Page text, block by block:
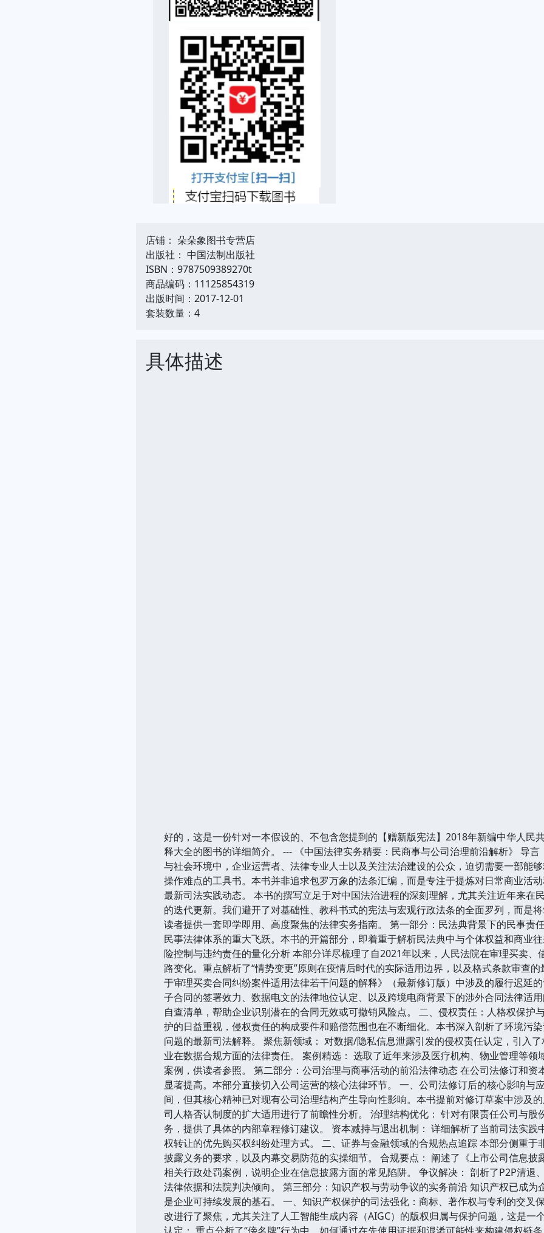
店铺： 朵朵象图书专营店
出版社： 中国法制出版社
ISBN：9787509389270t
商品编码：11125854319
出版时间：2017-12-01
套装数量：4
具体描述
好的，这是一份针对一本假设的、不包含您提到的【赠新版宪法】2018年新编中华人民
释大全的图书的详细简介。 --- 《中国法律实务精要：民商事与公司治理前沿解析》 导
与社会环境中，企业运营者、法律专业人士以及关注法治建设的公众，迫切需要一部能
操作难点的工具书。本书并非追求包罗万象的法条汇编，而是专注于提炼对日常商业活
最新司法实践动态。 本书的撰写立足于对中国法治进程的深刻理解，尤其关注近年来在
的迭代更新。我们避开了对基础性、教科书式的宪法与宏观行政法条的全面罗列，而是
读者提供一套即学即用、高度聚焦的法律实务指南。 第一部分：民法典背景下的民事责
民事法律体系的重大飞跃。本书的开篇部分，即着重于解析民法典中与个体权益和商业
险控制与违约责任的量化分析 本部分详尽梳理了自2021年以来，人民法院在审理买卖
路变化。重点解析了“情势变更”原则在疫情后时代的实际适用边界，以及格式条款审查
于审理买卖合同纠纷案件适用法律若干问题的解释》（最新修订版）中涉及的履行迟延
子合同的签署效力、数据电文的法律地位认定、以及跨境电商背景下的涉外合同法律适
自查清单，帮助企业识别潜在的合同无效或可撤销风险点。 二、侵权责任：人格权保护
护的日益重视，侵权责任的构成要件和赔偿范围也在不断细化。本书深入剖析了环境污
问题的最新司法解释。 聚焦新领域： 对数据/隐私信息泄露引发的侵权责任认定，引入
业在数据合规方面的法律责任。 案例精选： 选取了近年来涉及医疗机构、物业管理等
案例，供读者参照。 第二部分：公司治理与商事活动的前沿法律动态 在公司法修订和
显著提高。本部分直接切入公司运营的核心法律环节。 一、公司法修订后的核心影响与
间，但其核心精神已对现有公司治理结构产生导向性影响。本书提前对修订草案中涉及
司人格否认制度的扩大适用进行了前瞻性分析。 治理结构优化： 针对有限责任公司与股
务，提供了具体的内部章程修订建议。 资本减持与退出机制： 详细解析了当前司法实
权转让的优先购买权纠纷处理方式。 二、证券与金融领域的合规热点追踪 本部分侧重
披露义务的要求，以及内幕交易防范的实操细节。 合规要点： 阐述了《上市公司信息披
相关行政处罚案例，说明企业在信息披露方面的常见陷阱。 争议解决： 剖析了P2P清退
法律依据和法院判决倾向。 第三部分：知识产权与劳动争议的实务前沿 知识产权已成
是企业可持续发展的基石。 一、知识产权保护的司法强化：商标、著作权与专利的交叉
改进行了聚焦，尤其关注了人工智能生成内容（AIGC）的版权归属与保护问题，这是一